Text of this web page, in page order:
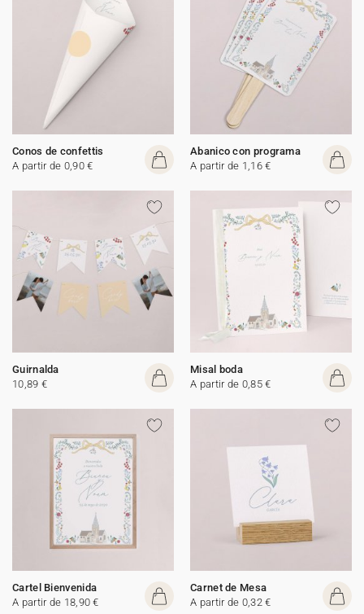
Conos de confettis
A partir de 0,90 €
Abanico con programa
A partir de 1,16 €
Guirnalda
10,89 €
Misal boda
A partir de 0,85 €
Cartel Bienvenida
A partir de 18,90 €
Carnet de Mesa
A partir de 0,32 €